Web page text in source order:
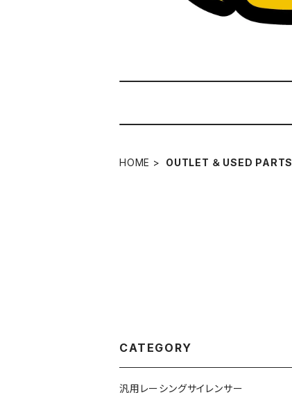
HOME OUTLET ＆ USED PARTS
CATEGORY
汎用レーシングサイレンサー